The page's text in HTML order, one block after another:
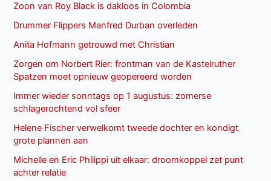
Zoon van Roy Black is dakloos in Colombia
Drummer Flippers Manfred Durban overleden
Anita Hofmann getrouwd met Christian
Zorgen om Norbert Rier: frontman van de Kastelruther
Spatzen moet opnieuw geopereerd worden
Immer wieder sonntags op 1 augustus: zomerse
schlagerochtend vol sfeer
Helene Fischer verwelkomt tweede dochter en kondigt
grote plannen aan
Michelle en Eric Philippi uit elkaar: droomkoppel zet punt
achter relatie